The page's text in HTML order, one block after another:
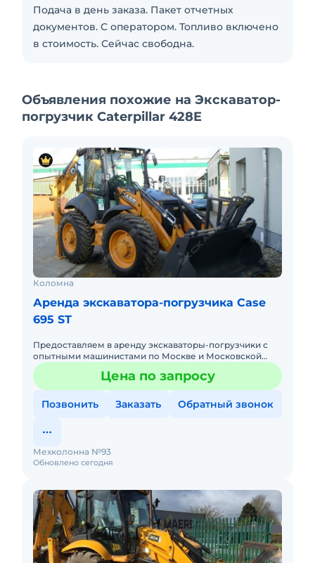
Подача в день заказа. Пакет отчетных
документов. С оператором. Топливо включено
в стоимость. Сейчас свободна.
Объявления похожие на Экскаватор-
погрузчик Caterpillar 428E
Коломна
Аренда экскаватора-погрузчика Case
695 ST
Предоставляем в аренду экскаваторы-погрузчики с
опытными машинистами по Москве и Московской
области. Любой вид аренды. Долгосрочный,
краткосрочный (почасовой, п
Цена по запросу
Позвонить Заказать Обратный звонок
Обновлено сегодня
Мехколонна №93